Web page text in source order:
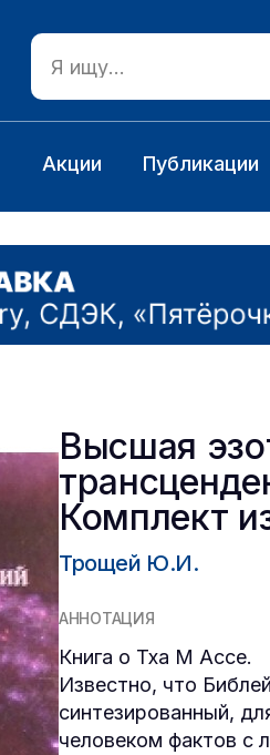
Акции Публикации
Высшая
Комплект
Трощей Ю.И.
АННОТАЦИЯ
Книга о Тха М Ассе.
Известно, что
синтезированный,
человеком фактов с